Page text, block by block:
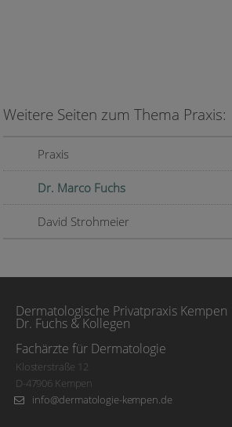
Weitere Seiten zum Thema Praxis:
Praxis
Dr. Marco Fuchs
David Strohmeier
Dermatologische Privatpraxis Kempen
Dr. Fuchs & Kollegen
Fachärzte für Dermatologie
Klosterstraße 12
D-47906 Kempen
info@dermatologie-kempen.de